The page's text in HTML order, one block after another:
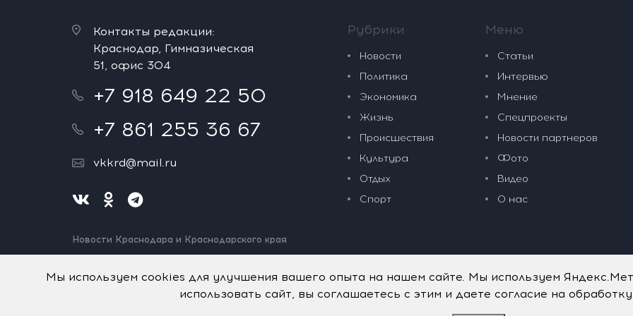
Контакты редакции:
Краснодар, Гимназическая
51, офис 304
+7 918 649 22 50
+7 861 255 36 67
vkkrd@mail.ru
Новости Краснодара и Краснодарского края
Нашли ошибку? Выделите и нажмите Ctrl+Enter.
Рубрики
Новости
Политика
Экономика
Жизнь
Происшествия
Культура
Отдых
Спорт
Меню
Статьи
Интервью
Мнение
Спецпроекты
Новости партнеров
Фото
Видео
О нас
Мы используем cookies для улучшения вашего опыта на нашем сайте. Мы используем
использовать сайт, вы соглашаетесь с этим и даете согласие на